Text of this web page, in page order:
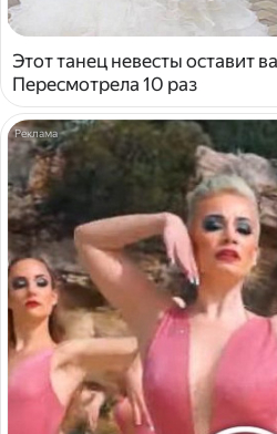
Этот танец невесты оставит
Пересмотрела 10 раз